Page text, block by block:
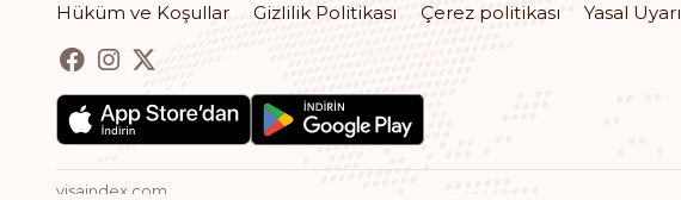
Hüküm ve Koşullar Gizlilik Politikası Çerez politikası Yasal Uyarı
visaindex.com,